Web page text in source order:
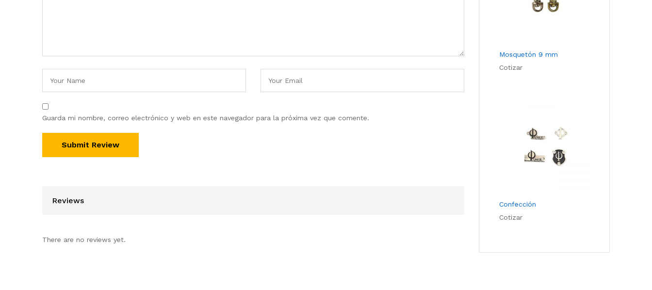
Guarda mi nombre, correo electrónico y web en este navegador para la próxima vez que comente.
Reviews
There are no reviews yet.
Mosquetón 9 mm
Cotizar
Confección
Cotizar